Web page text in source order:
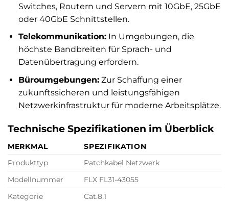
Switches, Routern und Servern mit 10GbE, 25GbE
oder 40GbE Schnittstellen.
Telekommunikation:In Umgebungen, die
höchste Bandbreiten für Sprach- und
Datenübertragung erfordern.
Büroumgebungen:Zur Schaffung einer
zukunftssicheren und leistungsfähigen
Netzwerkinfrastruktur für moderne Arbeitsplätze.
Technische Spezifikationen im Überblick
MERKMAL
SPEZIFIKATION
Produkttyp
Patchkabel Netzwerk
Modellnummer
FLX FL31-43055
Kategorie
Cat.8.1